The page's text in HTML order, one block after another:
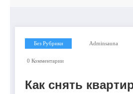
Без Рубрики Adminsauna
0 Комментарии
Как снять